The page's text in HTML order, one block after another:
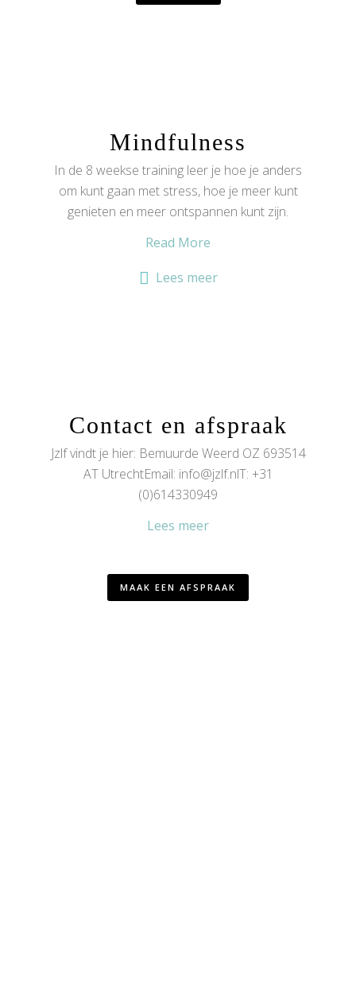
Mindfulness
In de 8 weekse training leer je hoe je anders
om kunt gaan met stress, hoe je meer kunt
genieten en meer ontspannen kunt zijn.
Read More
Lees meer
Contact en afspraak
Jzlf vindt je hier: Bemuurde Weerd OZ 693514
AT UtrechtEmail: info@jzlf.nlT: +31
(0)614330949
Lees meer
MAAK EEN AFSPRAAK